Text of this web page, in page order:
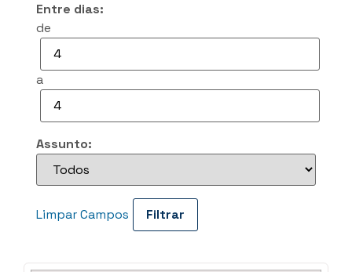
Entre dias:
de
a
Assunto:
Limpar Campos